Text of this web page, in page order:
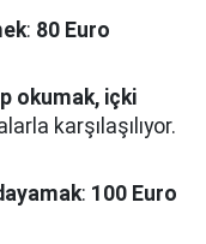
: 80 Euro
okumak, içki
karşılaşılıyor.
: 100 Euro